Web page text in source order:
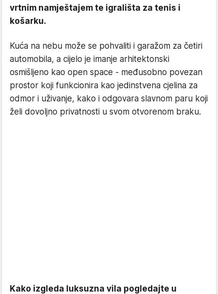
vrtnim namještajem te igrališta za tenis i
košarku.
Kuća na nebu može se pohvaliti i garažom za četiri
automobila, a cijelo je imanje arhitektonski
osmišljeno kao open space - međusobno povezan
prostor koji funkcionira kao jedinstvena cjelina za
odmor i uživanje, kako i odgovara slavnom paru koji
želi dovoljno privatnosti u svom otvorenom braku.
Kako izgleda luksuzna vila pogledajte u